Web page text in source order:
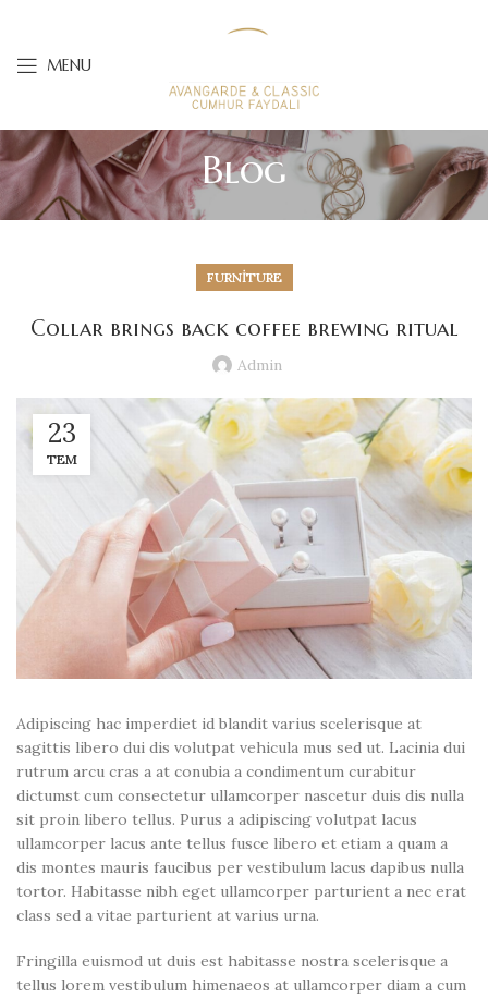
MENU
Blog
FURNITURE
Collar brings back coffee brewing ritual
Admin
23
TEM
Adipiscing hac imperdiet id blandit varius scelerisque at
sagittis libero dui dis volutpat vehicula mus sed ut. Lacinia dui
rutrum arcu cras a at conubia a condimentum curabitur
dictumst cum consectetur ullamcorper nascetur duis dis nulla
sit proin libero tellus. Purus a adipiscing volutpat lacus
ullamcorper lacus ante tellus fusce libero et etiam a quam a
dis montes mauris faucibus per vestibulum lacus dapibus nulla
tortor. Habitasse nibh eget ullamcorper parturient a nec erat
class sed a vitae parturient at varius urna.
Fringilla euismod ut duis est habitasse nostra scelerisque a
tellus lorem vestibulum himenaeos at ullamcorper diam a cum